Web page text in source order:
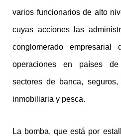
varios funcionarios de alto
cuyas acciones las
conglomerado
operaciones en países
sectores de banca,
inmobiliaria y pesca.
La bomba, que está por